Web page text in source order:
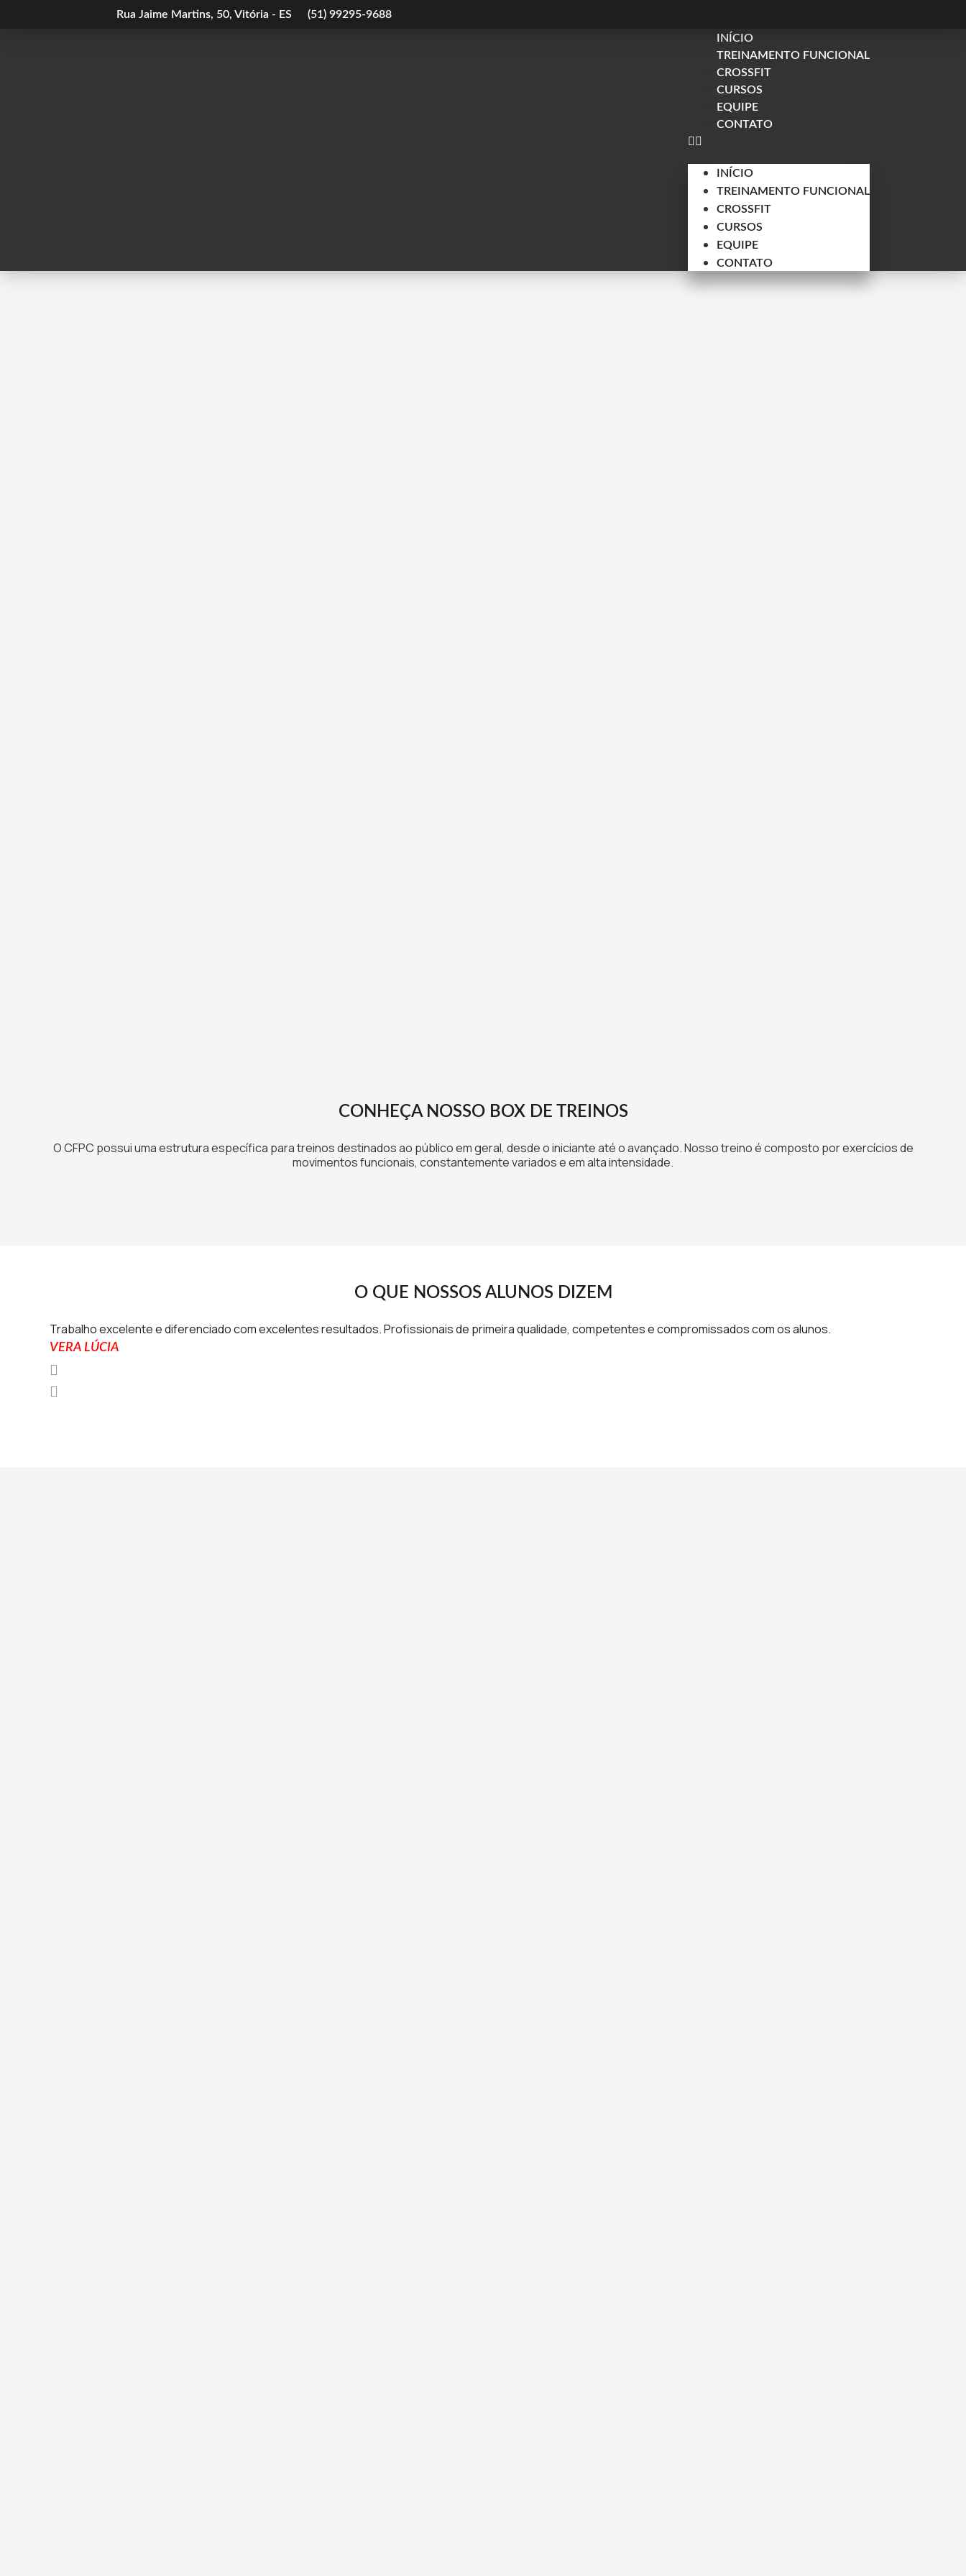
Rua Jaime Martins, 50, Vitória - ES (51) 99295-9688
INÍCIO
TREINAMENTO FUNCIONAL
CROSSFIT
CURSOS
EQUIPE
CONTATO
INÍCIO
TREINAMENTO FUNCIONAL
CROSSFIT
CURSOS
EQUIPE
CONTATO
CONHEÇA NOSSO BOX DE TREINOS
O CFPC possui uma estrutura específica para treinos destinados ao público em geral, desde o iniciante até o avançado. Nosso treino é composto por exercícios de
movimentos funcionais, constantemente variados e em alta intensidade.
O QUE NOSSOS ALUNOS DIZEM
Trabalho excelente e diferenciado com excelentes resultados. Profissionais de primeira qualidade, competentes e compromissados com os alunos.
VERA LÚCIA